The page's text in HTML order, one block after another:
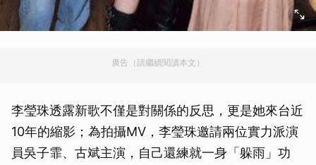
廣告（請繼續閱讀本文）
李瑩珠透露新歌不僅是對關係的反思，更是她來台近
10年的縮影；為拍攝MV，李瑩珠邀請兩位實力派演
員吳子霏、古斌主演，自己還練就一身「躲雨」功